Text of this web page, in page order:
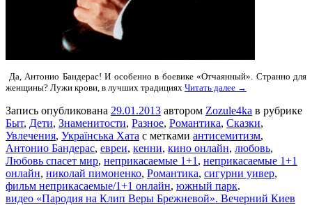
Да, Антонио Бандерас! И особенно в боевике «Отчаянный». Странно для
женщины? Лужи крови, в лучших традициях Читать далее →
Запись опубликована 29.01.2013 автором Zozule4ka в рубрике
Быт, Дети, Знаменитости, Разное, Романтика, Сказки,
Увлечения, Українська Хата с метками антисемитизм,
Антонио Бандерас, евреи, кенни, кино онлайн, любовь,
Любовь спасет мир, неприкасаемые 1+1 , неприкасаемые 1+1
онлайн, николай пимоненко, Романтика, сигурни уивер,
фильм неприкасаемые/1+1 онлайн, южный парк.
видео «Пародия на Клип Веры Брежневой». Вечерний Киев